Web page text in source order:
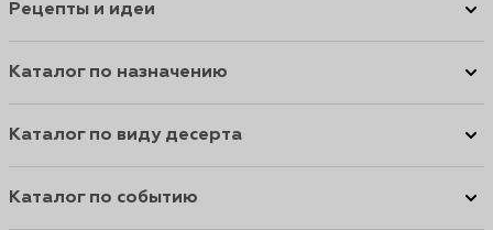
Рецепты и идеи
Каталог по назначению
Каталог по виду десерта
Каталог по событию